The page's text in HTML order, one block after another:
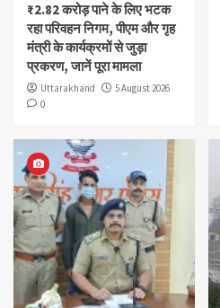
₹2.82 करोड़ पाने के लिए भटक
रहा परिवहन निगम, पीएम और गृह
मंत्री के कार्यक्रमों से जुड़ा
प्रकरण, जानें पूरा मामला
Uttarakhand
5 August 2026
0